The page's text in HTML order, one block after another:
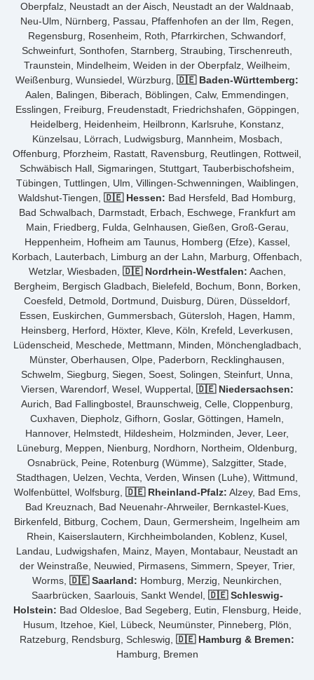
Oberpfalz, Neustadt an der Aisch, Neustadt an der Waldnaab,
Neu-Ulm, Nürnberg, Passau, Pfaffenhofen an der Ilm, Regen,
Regensburg, Rosenheim, Roth, Pfarrkirchen, Schwandorf,
Schweinfurt, Sonthofen, Starnberg, Straubing, Tirschenreuth,
Traunstein, Mindelheim, Weiden in der Oberpfalz, Weilheim,
Weißenburg, Wunsiedel, Würzburg, 🇩🇪 Baden-Württemberg:
Aalen, Balingen, Biberach, Böblingen, Calw, Emmendingen,
Esslingen, Freiburg, Freudenstadt, Friedrichshafen, Göppingen,
Heidelberg, Heidenheim, Heilbronn, Karlsruhe, Konstanz,
Künzelsau, Lörrach, Ludwigsburg, Mannheim, Mosbach,
Offenburg, Pforzheim, Rastatt, Ravensburg, Reutlingen, Rottweil,
Schwäbisch Hall, Sigmaringen, Stuttgart, Tauberbischofsheim,
Tübingen, Tuttlingen, Ulm, Villingen-Schwenningen, Waiblingen,
Waldshut-Tiengen, 🇩🇪 Hessen: Bad Hersfeld, Bad Homburg,
Bad Schwalbach, Darmstadt, Erbach, Eschwege, Frankfurt am
Main, Friedberg, Fulda, Gelnhausen, Gießen, Groß-Gerau,
Heppenheim, Hofheim am Taunus, Homberg (Efze), Kassel,
Korbach, Lauterbach, Limburg an der Lahn, Marburg, Offenbach,
Wetzlar, Wiesbaden, 🇩🇪 Nordrhein-Westfalen: Aachen,
Bergheim, Bergisch Gladbach, Bielefeld, Bochum, Bonn, Borken,
Coesfeld, Detmold, Dortmund, Duisburg, Düren, Düsseldorf,
Essen, Euskirchen, Gummersbach, Gütersloh, Hagen, Hamm,
Heinsberg, Herford, Höxter, Kleve, Köln, Krefeld, Leverkusen,
Lüdenscheid, Meschede, Mettmann, Minden, Mönchengladbach,
Münster, Oberhausen, Olpe, Paderborn, Recklinghausen,
Schwelm, Siegburg, Siegen, Soest, Solingen, Steinfurt, Unna,
Viersen, Warendorf, Wesel, Wuppertal, 🇩🇪 Niedersachsen:
Aurich, Bad Fallingbostel, Braunschweig, Celle, Cloppenburg,
Cuxhaven, Diepholz, Gifhorn, Goslar, Göttingen, Hameln,
Hannover, Helmstedt, Hildesheim, Holzminden, Jever, Leer,
Lüneburg, Meppen, Nienburg, Nordhorn, Northeim, Oldenburg,
Osnabrück, Peine, Rotenburg (Wümme), Salzgitter, Stade,
Stadthagen, Uelzen, Vechta, Verden, Winsen (Luhe), Wittmund,
Wolfenbüttel, Wolfsburg, 🇩🇪 Rheinland-Pfalz: Alzey, Bad Ems,
Bad Kreuznach, Bad Neuenahr-Ahrweiler, Bernkastel-Kues,
Birkenfeld, Bitburg, Cochem, Daun, Germersheim, Ingelheim am
Rhein, Kaiserslautern, Kirchheimbolanden, Koblenz, Kusel,
Landau, Ludwigshafen, Mainz, Mayen, Montabaur, Neustadt an
der Weinstraße, Neuwied, Pirmasens, Simmern, Speyer, Trier,
Worms, 🇩🇪 Saarland: Homburg, Merzig, Neunkirchen,
Saarbrücken, Saarlouis, Sankt Wendel, 🇩🇪 Schleswig-
Holstein: Bad Oldesloe, Bad Segeberg, Eutin, Flensburg, Heide,
Husum, Itzehoe, Kiel, Lübeck, Neumünster, Pinneberg, Plön,
Ratzeburg, Rendsburg, Schleswig, 🇩🇪 Hamburg & Bremen:
Hamburg, Bremen